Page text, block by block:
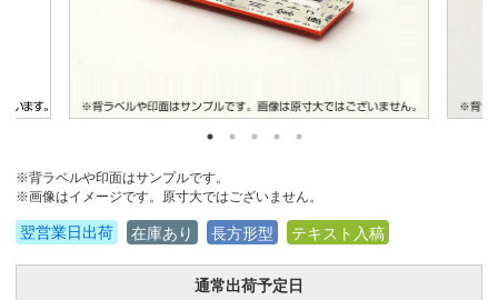
※背ラベルや印面はサンプルです。
※画像はイメージです。原寸大ではございません。
翌営業日出荷 在庫あり 長方形型 テキスト入稿
通常出荷予定日